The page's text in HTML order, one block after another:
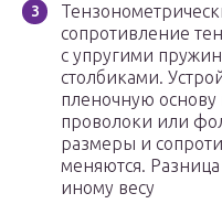
сопротивление
с упругими
столбиками.
пленочную
проволоки или
размеры и
меняются.
иному весу